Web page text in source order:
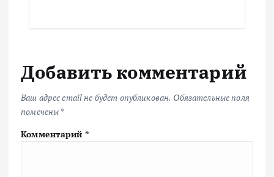
Добавить комментарий
Ваш адрес email не будет опубликован. Обязательные поля
помечены *
Комментарий *